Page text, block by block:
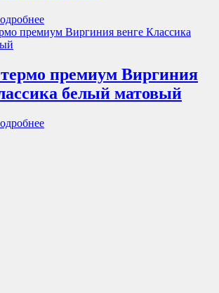
премиум Виргиния
белый матовый